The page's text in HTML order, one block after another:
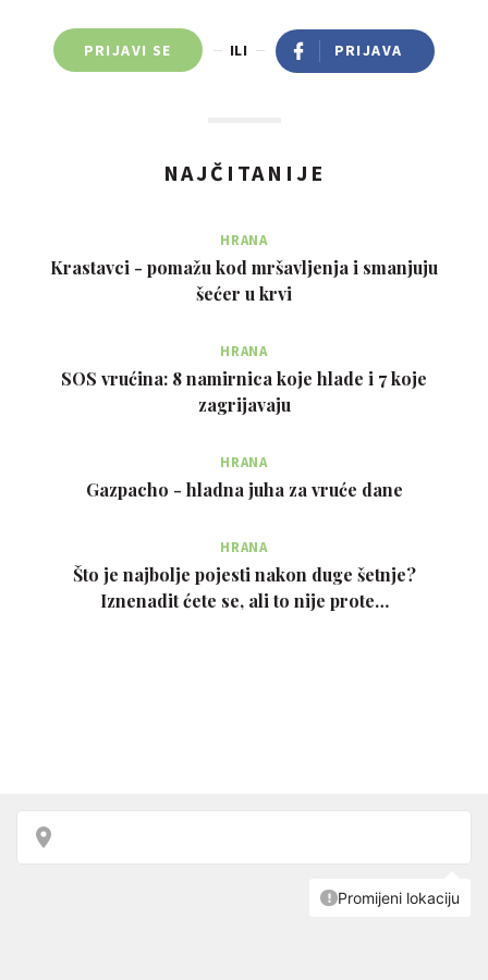
PRIJAVI SE ILI PRIJAVA
NAJČITANIJE
HRANA
Krastavci - pomažu kod mršavljenja i smanjuju
šećer u krvi
HRANA
SOS vrućina: 8 namirnica koje hlade i 7 koje
zagrijavaju
HRANA
Gazpacho - hladna juha za vruće dane
HRANA
Što je najbolje pojesti nakon duge šetnje?
Iznenadit ćete se, ali to nije prote…